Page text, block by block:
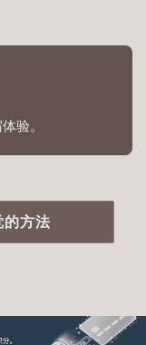
验。
方法